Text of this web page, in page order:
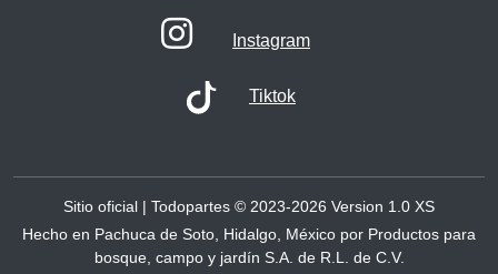
Instagram
Tiktok
Sitio oficial | Todopartes © 2023-2026 Version 1.0 XS
Hecho en Pachuca de Soto, Hidalgo, México por Productos para
bosque, campo y jardín S.A. de R.L. de C.V.